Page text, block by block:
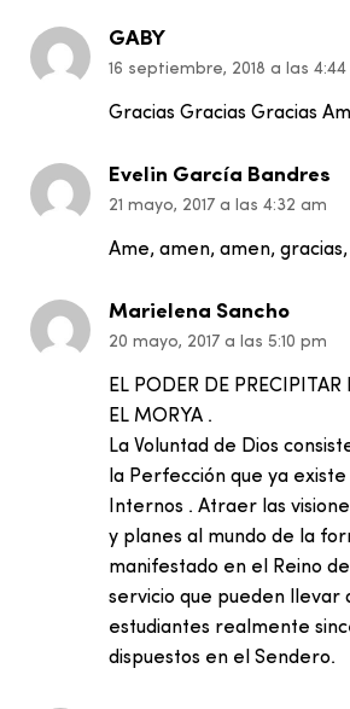
GABY
16 septiembre, 2018 a las
Gracias Gracias Gracias
Evelin García Bandres
21 mayo, 2017 a las 4:32 am
Ame, amen, amen,
Marielena Sancho
20 mayo, 2017 a las 5:10 pm
EL PODER DE
EL MORYA .
La Voluntad de Dios
la Perfección que ya
Internos . Atraer las
y planes al mundo de la
manifestado en el Reino
servicio que pueden llevar
estudiantes realmente
dispuestos en el Sendero.